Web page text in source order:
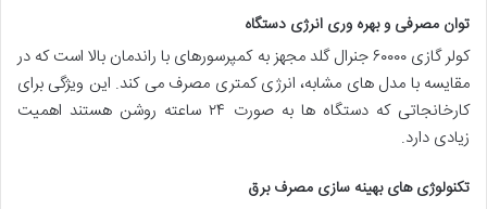
توان مصرفی و بهره وری انرژی دستگاه
کولر گازی ۶۰۰۰۰ جنرال گلد مجهز به کمپرسورهای با راندمان بالا است که در
مقایسه با مدل های مشابه، انرژی کمتری مصرف می کند. این ویژگی برای
کارخانجاتی که دستگاه ها به صورت ۲۴ ساعته روشن هستند اهمیت
زیادی دارد.
تکنولوژی های بهینه سازی مصرف برق